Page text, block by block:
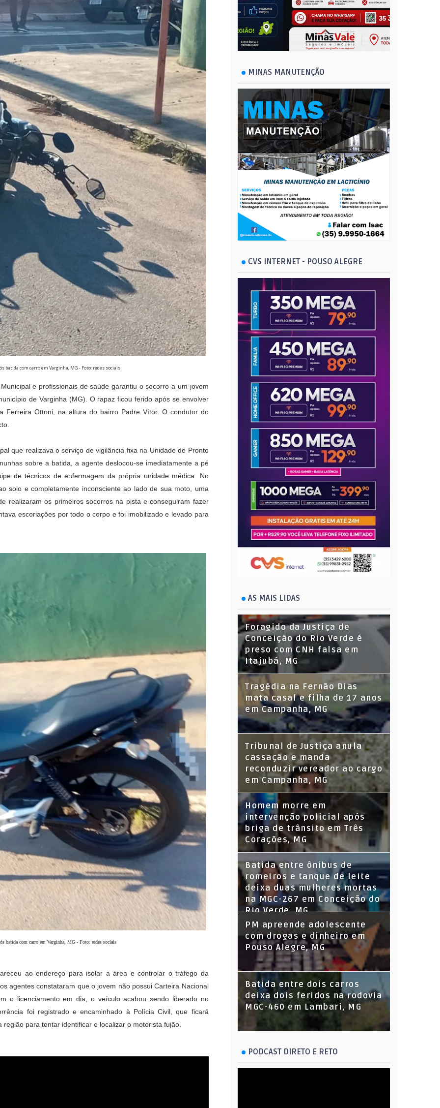
batida com carro em Varginha, MG - Foto: redes sociais
e profissionais de saúde garantiu o socorro a um jovem
de Varginha (MG). O rapaz ficou ferido após se envolver
Ferreira Ottoni, na altura do bairro Padre Vítor. O condutor do
que realizava o serviço de vigilância fixa na Unidade de Pronto
sobre a batida, a agente deslocou-se imediatamente a pé
de técnicos de enfermagem da própria unidade médica. No
solo e completamente inconsciente ao lado de sua moto, uma
realizaram os primeiros socorros na pista e conseguiram fazer
escoriações por todo o corpo e foi imobilizado e levado para
batida com carro em Varginha, MG - Foto: redes sociais
ao endereço para isolar a área e controlar o tráfego da
agentes constataram que o jovem não possui Carteira Nacional
o licenciamento em dia, o veículo acabou sendo liberado no
foi registrado e encaminhado à Polícia Civil, que ficará
para tentar identificar e localizar o motorista fujão.
MINAS MANUTENÇÃO
CVS INTERNET - POUSO ALEGRE
AS MAIS LIDAS
Foragido da Justiça de
Conceição do Rio Verde é
preso com CNH falsa em
Itajubá, MG
Tragédia na Fernão Dias
mata casal e filha de 17 anos
em Campanha, MG
Tribunal de Justiça anula
cassação e manda
reconduzir vereador ao cargo
em Campanha, MG
Homem morre em
intervenção policial após
briga de trânsito em Três
Corações, MG
Batida entre ônibus de
romeiros e tanque de leite
deixa duas mulheres mortas
na MGC-267 em Conceição do
Rio Verde, MG
PM apreende adolescente
com drogas e dinheiro em
Pouso Alegre, MG
Batida entre dois carros
deixa dois feridos na rodovia
MGC-460 em Lambari, MG
PODCAST DIRETO E RETO